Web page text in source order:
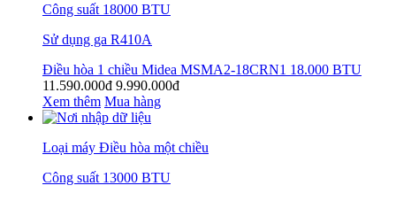
Công suất 18000 BTU
Sử dụng ga R410A
Điều hòa 1 chiều Midea MSMA2-18CRN1 18.000 BTU
11.590.000đ 9.990.000đ
Xem thêm Mua hàng
Loại máy Điều hòa một chiều
Công suất 13000 BTU